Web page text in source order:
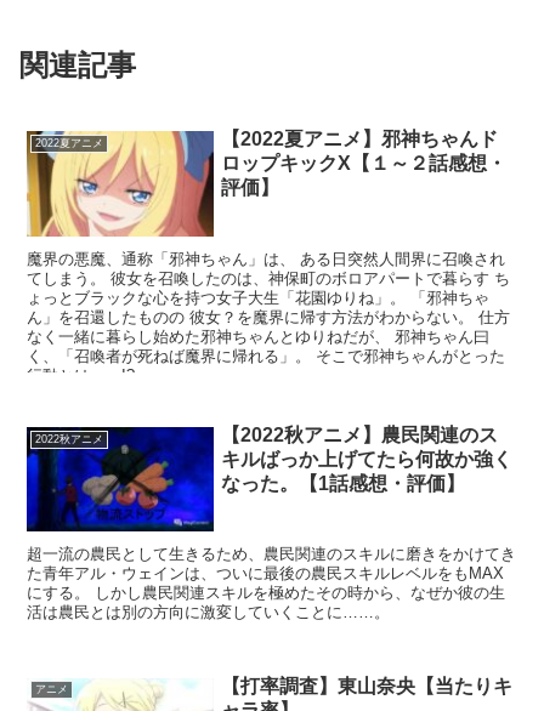
関連記事
2022夏アニメ
【2022夏アニメ】邪神ちゃんド
ロップキックX【１～２話感想・
評価】
魔界の悪魔、通称「邪神ちゃん」は、 ある日突然人間界に召喚され
てしまう。 彼女を召喚したのは、神保町のボロアパートで暮らす ち
ょっとブラックな心を持つ女子大生「花園ゆりね」。 「邪神ちゃ
ん」を召還したものの 彼女？を魔界に帰す方法がわからない。 仕方
なく一緒に暮らし始めた邪神ちゃんとゆりねだが、 邪神ちゃん曰
く、「召喚者が死ねば魔界に帰れる」。 そこで邪神ちゃんがとった
行動とは……!?
2022秋アニメ
【2022秋アニメ】農民関連のス
キルばっか上げてたら何故か強く
なった。【1話感想・評価】
超一流の農民として生きるため、農民関連のスキルに磨きをかけてき
た青年アル・ウェインは、ついに最後の農民スキルレベルをもMAX
にする。 しかし農民関連スキルを極めたその時から、なぜか彼の生
活は農民とは別の方向に激変していくことに……。
アニメ
【打率調査】東山奈央【当たりキ